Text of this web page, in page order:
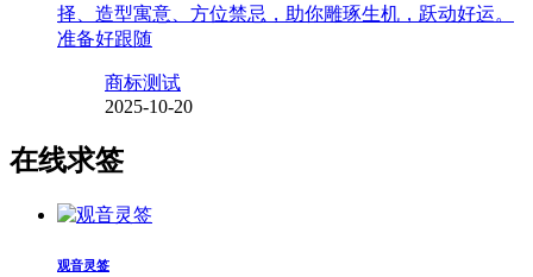
择、造型寓意、方位禁忌，助你雕琢生机，跃动好运。
准备好跟随
商标测试
2025-10-20
在线求签
观音灵签